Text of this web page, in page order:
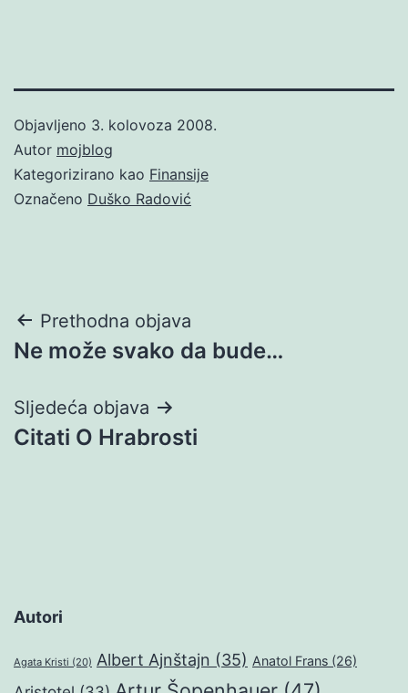
Objavljeno 3. kolovoza 2008.
Autor mojblog
Kategorizirano kao Finansije
Označeno Duško Radović
Navigacija
objava
Prethodna objava
Ne može svako da bude…
Sljedeća objava
Citati O Hrabrosti
Autori
Agata Kristi (20) Albert Ajnštajn (35) Anatol Frans (26)